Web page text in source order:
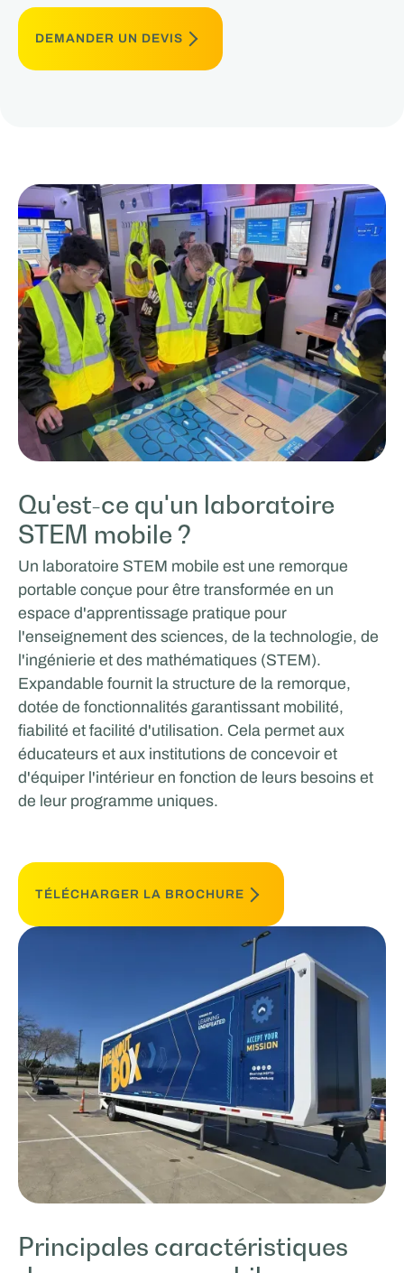
DEMANDER UN DEVIS
Qu'est-ce qu'un laboratoire
STEM mobile ?
Un laboratoire STEM mobile est une remorque
portable conçue pour être transformée en un
espace d'apprentissage pratique pour
l'enseignement des sciences, de la technologie, de
l'ingénierie et des mathématiques (STEM).
Expandable fournit la structure de la remorque,
dotée de fonctionnalités garantissant mobilité,
fiabilité et facilité d'utilisation. Cela permet aux
éducateurs et aux institutions de concevoir et
d'équiper l'intérieur en fonction de leurs besoins et
de leur programme uniques.
TÉLÉCHARGER LA BROCHURE
Principales caractéristiques